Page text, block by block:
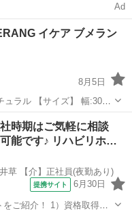
Ad
イケア ブメラン
8月5日
ュラル 【サイズ】 幅:30
ikea
時期はご気軽に相談
能です♪ リハビリホ…
草 【介】正社員(夜勤あり)
提携サイト 6月30日